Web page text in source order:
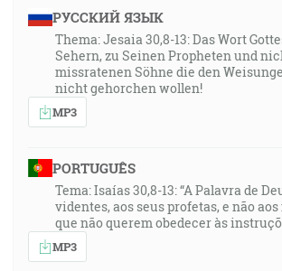
29:14
Ale čo mu hovorí na to Božia
sedem tisíc mužov, ktorí nesklonili
Bálovi. [Rm 11:4]
Na to im povedal Ježiš: Ešte krátky
vami. Choďte, dokiaľ máte svetlo,
nezachvátila tma. A ten, kto chodí
ide. [Jn 12:35]
РУССКИЙ ЯЗЫК
Thema: Jesaia 30,8-13: Das Wort
Sehern, zu Seinen Propheten und
missratenen Söhne die den
nicht gehorchen wollen!
MP3
PORTUGUÊS
Tema: Isaías 30,8-13: “A Palavra de
videntes, aos seus profetas, e não
que não querem obedecer às
MP3